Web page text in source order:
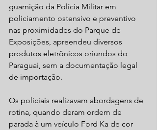
guarnição da Polícia Militar em
policiamento ostensivo e preventivo
nas proximidades do Parque de
Exposições, apreendeu diversos
produtos eletrônicos oriundos do
Paraguai, sem a documentação legal
de importação.
Os policiais realizavam abordagens de
rotina, quando deram ordem de
parada à um veículo Ford Ka de cor